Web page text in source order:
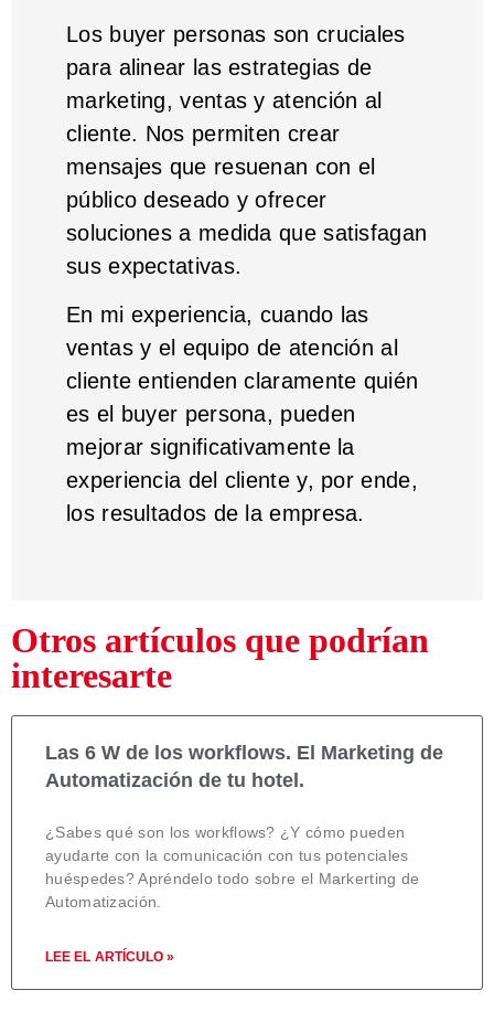
Los buyer personas son cruciales
para alinear las estrategias de
marketing, ventas y atención al
cliente. Nos permiten crear
mensajes que resuenan con el
público deseado y ofrecer
soluciones a medida que satisfagan
sus expectativas.
En mi experiencia, cuando las
ventas y el equipo de atención al
cliente entienden claramente quién
es el buyer persona, pueden
mejorar significativamente la
experiencia del cliente y, por ende,
los resultados de la empresa.
Otros artículos que podrían
interesarte
Las 6 W de los workflows. El Marketing de
Automatización de tu hotel.
¿Sabes qué son los workflows? ¿Y cómo pueden
ayudarte con la comunicación con tus potenciales
huéspedes? Apréndelo todo sobre el Markerting de
Automatización.
LEE EL ARTÍCULO »